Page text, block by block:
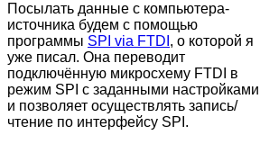
Посылать данные с компьютера-
источника будем с помощью
программы SPI via FTDI , о которой я
уже писал. Она переводит
подключённую микросхему FTDI в
режим SPI с заданными настройками
и позволяет осуществлять запись/
чтение по интерфейсу SPI.